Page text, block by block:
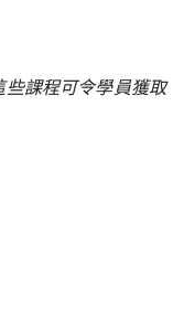
課程可令學員獲取